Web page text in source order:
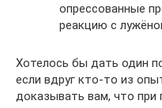
опрессованные
реакцию с
Хотелось бы дать один
если вдруг кто-то из
доказывать вам, что